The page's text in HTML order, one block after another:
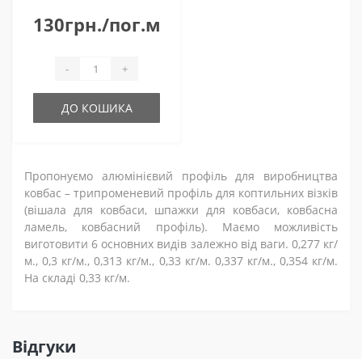
130грн./пог.м
- +
ДО КОШИКА
Пропонуємо алюмінієвий профіль для виробництва
ковбас – трипроменевий профіль для коптильних візків
(вішала для ковбаси, шпажки для ковбаси, ковбасна
ламель, ковбасний профіль). Маємо можливість
виготовити 6 основних видів залежно від ваги. 0,277 кг/
м., 0,3 кг/м., 0,313 кг/м., 0,33 кг/м. 0,337 кг/м., 0,354 кг/м.
На складі 0,33 кг/м.
Відгуки